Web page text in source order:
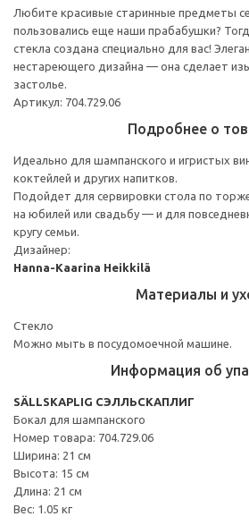
Любите красивые старинные предметы
пользовались еще наши прабабушки?
стекла создана специально для вас!
нестареющего дизайна — она сделает
застолье.
Артикул: 704.729.06
Подробнее о
Идеально для шампанского и игристых
коктейлей и других напитков.
Подойдет для сервировки стола по
на юбилей или свадьбу — и для
кругу семьи.
Дизайнер:
Hanna-Kaarina Heikkilä
Материалы и
Стекло
Можно мыть в посудомоечной машине.
Информация об
SÄLLSKAPLIG СЭЛЛЬСКАПЛИГ
Бокал для шампанского
Номер товара: 704.729.06
Ширина: 21 см
Высота: 15 см
Длина: 21 см
Вес: 1.05 кг